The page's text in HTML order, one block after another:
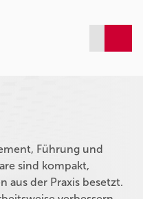
Führung und
sind kompakt,
aus der Praxis besetzt.